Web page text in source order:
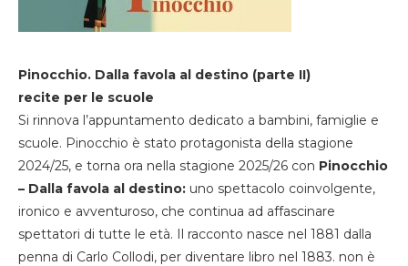
Pinocchio. Dalla favola al destino (parte II)
recite per le scuole
Si rinnova l’appuntamento dedicato a bambini, famiglie e
scuole. Pinocchio è stato protagonista della stagione
2024/25, e torna ora nella stagione 2025/26 con Pinocchio
– Dalla favola al destino: uno spettacolo coinvolgente,
ironico e avventuroso, che continua ad affascinare
spettatori di tutte le età. Il racconto nasce nel 1881 dalla
penna di Carlo Collodi, per diventare libro nel 1883. non è